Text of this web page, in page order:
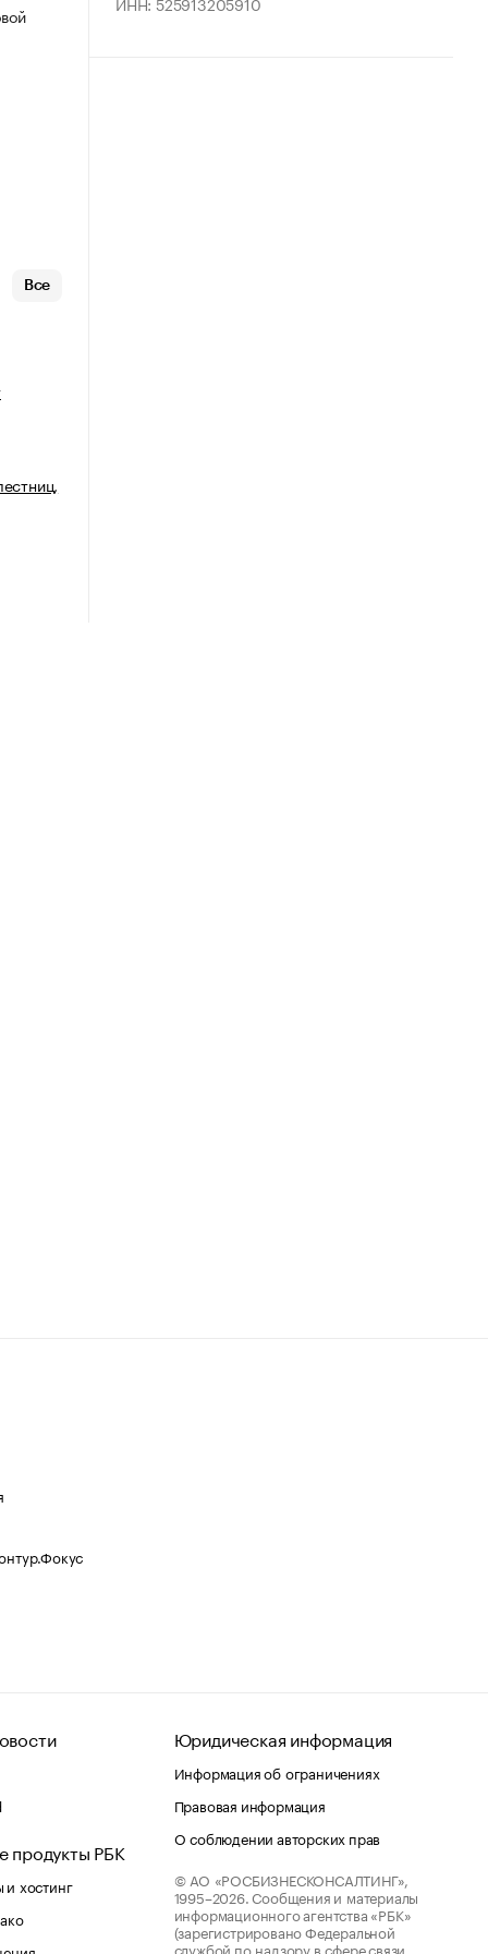
Все
продукты РБК
хостинг
Юридическая информация
Информация об ограничениях
Правовая информация
О соблюдении авторских прав
© АО «РОСБИЗНЕСКОНСАЛТИНГ»,
1995–2026. Сообщения и материалы
информационного агентства «РБК»
(зарегистрировано Федеральной
службой по надзору в сфере связи,